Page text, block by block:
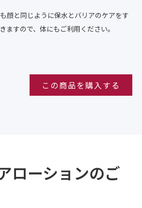
顔と同じように保水とバリアのケアをす
ますので、体にもご利用ください。
この商品を購入する
ローションのご